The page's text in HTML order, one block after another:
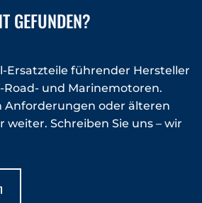
GEFUNDEN?
Ersatzteile führender Hersteller
Road- und Marinemotoren.
Anforderungen oder älteren
weiter. Schreiben Sie uns – wir